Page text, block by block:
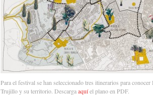
Para el festival se han seleccionado tres itinerarios para
Trujillo y su territorio. Descargaaquíel plano en PDF.